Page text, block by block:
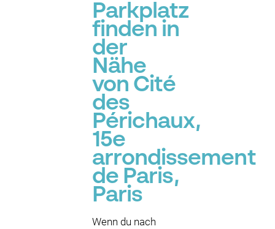
Parkplatz
finden in
der
Nähe
von Cité
des
Périchaux,
15e
arrondissement
de Paris,
Paris
Wenn du nach